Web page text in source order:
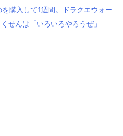
購入して1週間。ドラクエウォー
せんは「いろいろやろうぜ」